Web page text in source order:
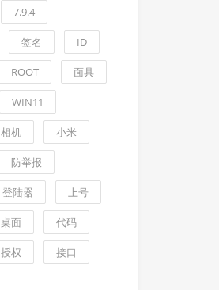
7.9.4
签名 ID
ROOT 面具
WIN11
相机 小米
防举报
登陆器 上号
桌面 代码
授权 接口